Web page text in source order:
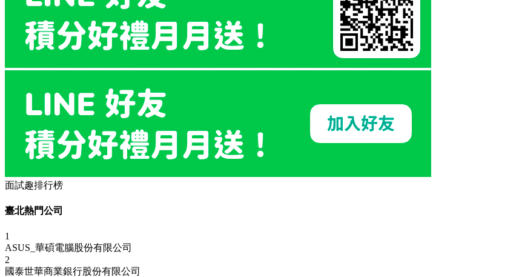
面試趣排行榜
臺北熱門公司
1
ASUS_華碩電腦股份有限公司
2
國泰世華商業銀行股份有限公司